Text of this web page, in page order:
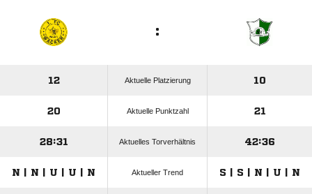
:
12 Aktuelle Platzierung 10
20 Aktuelle Punktzahl 21
28:31 Aktuelles Torverhältnis 42:36
N | N | U | U | N Aktueller Trend S | S | N | U | N